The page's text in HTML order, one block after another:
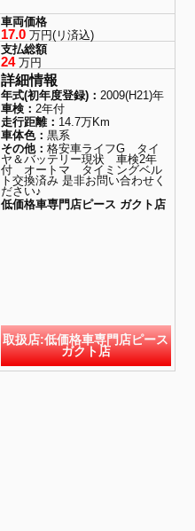
車両価格
17.0万円(リ済込)
支払総額
24万円
詳細情報
年式(初年度登録)： 2009(H21)年
車検： 2年付
走行距離： 14.7万Km
車体色： 黒系
その他： 格安車ライフG タイ
ヤ＆バッテリー現状 車検2年
付 オートマ タイミングベル
ト交換済み 是非お問い合わせく
ださい♪
低価格車専門店ピース ガクト店
取扱店:低価格車専門店ピース
ガクト店